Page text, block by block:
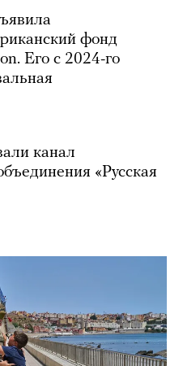
фонд
Его с 2024-го
канал
«Русская